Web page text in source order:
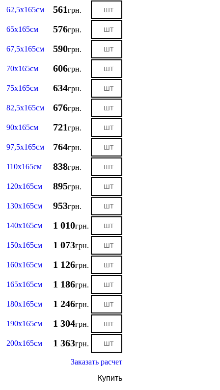
62,5х165см 561грн.
65х165см 576грн.
67,5х165см 590грн.
70х165см 606грн.
75х165см 634грн.
82,5х165см 676грн.
90х165см 721грн.
97,5х165см 764грн.
110х165см 838грн.
120х165см 895грн.
130х165см 953грн.
140х165см 1 010грн.
150х165см 1 073грн.
160х165см 1 126грн.
165х165см 1 186грн.
180х165см 1 246грн.
190х165см 1 304грн.
200х165см 1 363грн.
Заказать расчет
Купить